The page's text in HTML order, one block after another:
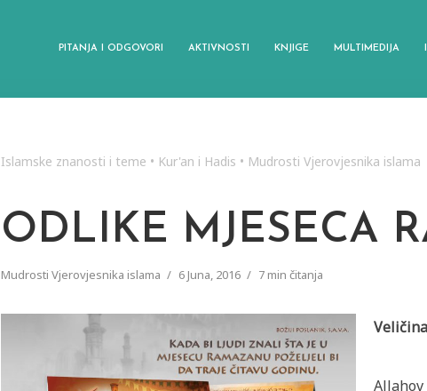
PITANJA I ODGOVORI AKTIVNOSTI KNJIGE MULTIMEDIJA
Islamske znanosti i teme • Kur'an i Hadis • Mudrosti Vjerovjesnika islama
ODLIKE MJESECA
Mudrosti Vjerovjesnika islama 6 Juna, 2016 7 min čitanja
Allahov